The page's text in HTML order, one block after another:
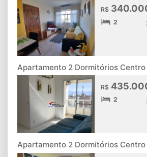
R$
2
Apartamento 2 Dormitórios
R$
2
Apartamento 2 Dormitórios